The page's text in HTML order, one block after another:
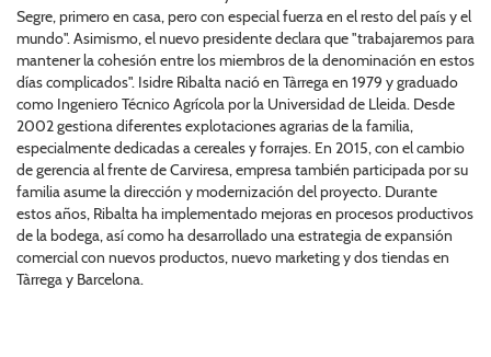
Segre, primero en casa, pero con especial fuerza en el resto del país y el
mundo". Asimismo, el nuevo presidente declara que "trabajaremos para
mantener la cohesión entre los miembros de la denominación en estos
días complicados". Isidre Ribalta nació en Tàrrega en 1979 y graduado
como Ingeniero Técnico Agrícola por la Universidad de Lleida. Desde
2002 gestiona diferentes explotaciones agrarias de la familia,
especialmente dedicadas a cereales y forrajes. En 2015, con el cambio
de gerencia al frente de Carviresa, empresa también participada por su
familia asume la dirección y modernización del proyecto. Durante
estos años, Ribalta ha implementado mejoras en procesos productivos
de la bodega, así como ha desarrollado una estrategia de expansión
comercial con nuevos productos, nuevo marketing y dos tiendas en
Tàrrega y Barcelona.